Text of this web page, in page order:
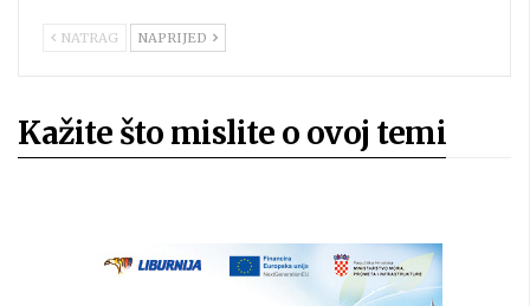
NATRAG NAPRIJED
Kažite što mislite o ovoj temi